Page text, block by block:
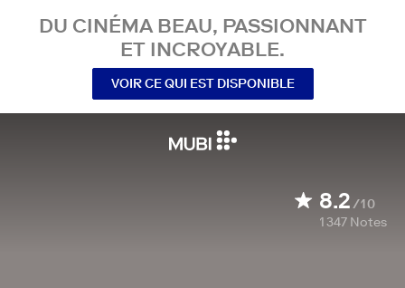
DU CINÉMA BEAU, PASSIONNANT
ET INCROYABLE.
VOIR CE QUI EST DISPONIBLE
8.2/10
1 347 Notes